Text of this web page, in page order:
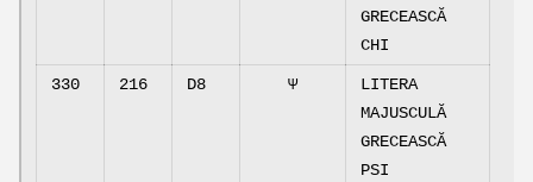
GRECEASCĂ
CHI
330 216 D8 Ψ
LITERA
MAJUSCULĂ
GRECEASCĂ
PSI